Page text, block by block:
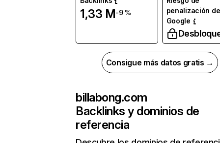
1,33 M-9 %
penalización de
Google
Consigue más datos gratis →
billabong.com
Backlinks y dominios de
referencia